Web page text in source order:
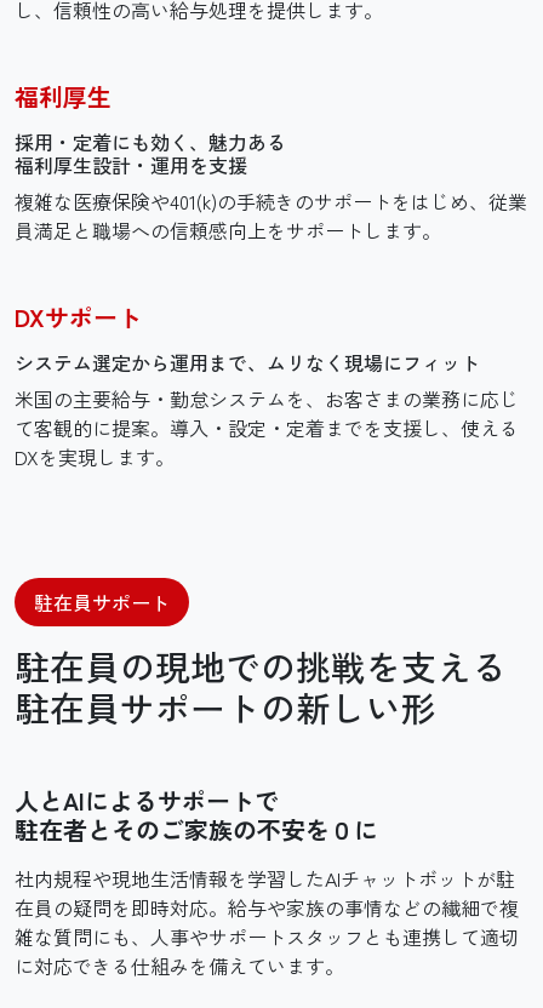
し、信頼性の高い給与処理を提供します。
福利厚生
採用・定着にも効く、 魅力ある
福利厚生設計・ 運用を支援
複雑な医療保険や401(k)の手続きのサポートをはじめ、従業
員満足と職場への信頼感向上をサポートします。
DXサポート
システム選定から運用まで、 ムリなく 現場にフィット
米国の主要給与・勤怠システムを、お客さまの業務に応じ
て客観的に提案。導入・設定・定着までを支援し、使える
DXを実現します。
駐在員サポート
駐在員の現地での挑戦を支える
駐在員サポートの新しい形
人とAIによるサポートで
駐在者とそのご家族の不安を０に
社内規程や現地生活情報を学習したAIチャットボットが駐
在員の疑問を即時対応。給与や家族の事情などの繊細で複
雑な質問にも、人事やサポートスタッフとも連携して適切
に対応できる仕組みを備えています。